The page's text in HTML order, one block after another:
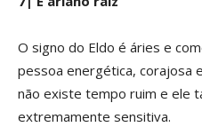
O signo do Eldo é áries e
pessoa energética, corajosa
não existe tempo ruim e ele
extremamente sensitiva.